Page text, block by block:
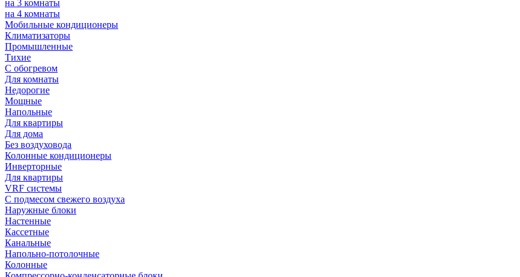
на 3 комнаты
на 4 комнаты
Мобильные кондиционеры
Климатизаторы
Промышленные
Тихие
С обогревом
Для комнаты
Недорогие
Мощные
Напольные
Для квартиры
Для дома
Без воздуховода
Колонные кондиционеры
Инверторные
Для квартиры
VRF системы
С подмесом свежего воздуха
Наружные блоки
Настенные
Кассетные
Канальные
Напольно-потолочные
Колонные